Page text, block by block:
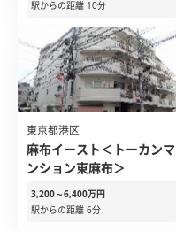
駅からの距離 10分
東京都港区
麻布イースト＜トーカンマ
ンション東麻布＞
3,200～6,400万円
駅からの距離 6分